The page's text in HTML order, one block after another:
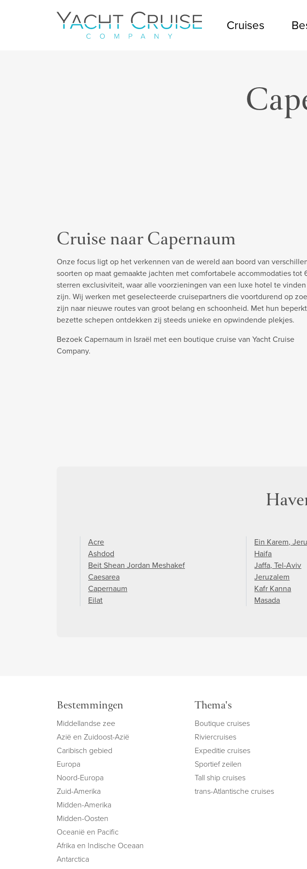
Navigation Cruises
Cruise naar Capernaum
Onze focus ligt op het verkennen van de wereld aan boord van
soorten op maat gemaakte jachten met comfortabele accommodaties tot
sterren exclusiviteit, waar alle voorzieningen van een luxe hotel te vinden
zijn. Wij werken met geselecteerde cruisepartners die voortdurend op
zijn naar nieuwe routes van groot belang en schoonheid. Met hun beperkt
bezette schepen ontdekken zij steeds unieke en opwindende plekjes.
Bezoek Capernaum in Israël met een boutique cruise van Yacht Cruise
Company.
Acre
Ashdod
Beit Shean Jordan Meshakef
Caesarea
Capernaum
Eilat
Ein Karem,
Haifa
Jaffa, Tel-Aviv
Jeruzalem
Kafr Kanna
Masada
Bestemmingen
Middellandse zee
Azië en Zuidoost-Azië
Caribisch gebied
Europa
Noord-Europa
Zuid-Amerika
Midden-Amerika
Midden-Oosten
Oceanië en Pacific
Afrika en Indische Oceaan
Antarctica
Thema's
Boutique cruises
Riviercruises
Expeditie cruises
Sportief zeilen
Tall ship cruises
trans-Atlantische cruises